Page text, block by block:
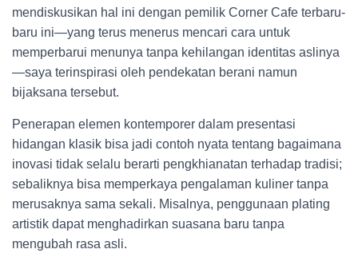
mendiskusikan hal ini dengan pemilik Corner Cafe terbaru-
baru ini—yang terus menerus mencari cara untuk
memperbarui menunya tanpa kehilangan identitas aslinya
—saya terinspirasi oleh pendekatan berani namun
bijaksana tersebut.
Penerapan elemen kontemporer dalam presentasi
hidangan klasik bisa jadi contoh nyata tentang bagaimana
inovasi tidak selalu berarti pengkhianatan terhadap tradisi;
sebaliknya bisa memperkaya pengalaman kuliner tanpa
merusaknya sama sekali. Misalnya, penggunaan plating
artistik dapat menghadirkan suasana baru tanpa
mengubah rasa asli.